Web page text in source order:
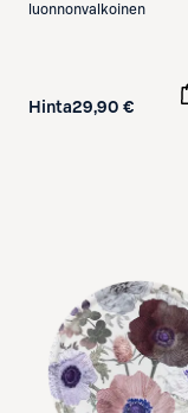
luonnonvalkoinen
Hinta29,90 €